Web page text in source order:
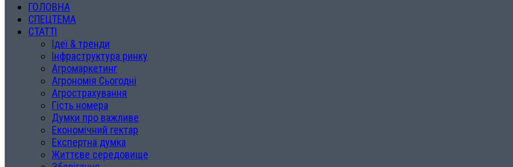
ГОЛОВНА
СПЕЦТЕМА
СТАТТІ
Ідеї & тренди
Інфраструктура ринку
Агромаркетинг
Агрономія Сьогодні
Агрострахування
Гість номера
Думки про важливе
Економічний гектар
Експертна думка
Життєве середовище